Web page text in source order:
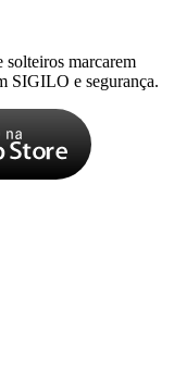
solteiros marcarem
SIGILO e segurança.